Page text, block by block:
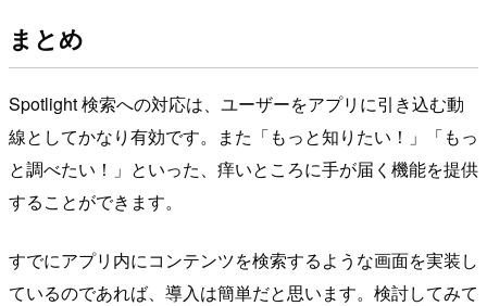
まとめ
Spotlight 検索への対応は、ユーザーをアプリに引き込む動
線としてかなり有効です。また「もっと知りたい！」「もっ
と調べたい！」といった、痒いところに手が届く機能を提供
することができます。
すでにアプリ内にコンテンツを検索するような画面を実装し
ているのであれば、導入は簡単だと思います。検討してみて